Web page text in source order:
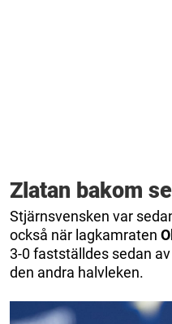
Zlatan bakom
Stjärnsvensken var
också när lagkamraten
3-0 fastställdes sedan av
den andra halvleken.